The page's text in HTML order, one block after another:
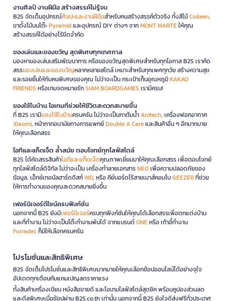
งานศิลป์ งานฝีมือ สร้างสรรค์ไม่รู้จบ
B2S จัดเต็มอุปกรณ์ศิลปะและงานฝีมือสำหรับคนสร้างสรรค์ตัวจริง ทั้งสีไม้Colleen,
ขาตั้งไม้บนโต๊ะPyramidและอุปกรณ์ DIY ต่างๆ จากMONT MARTEให้คุณ
สร้างสรรค์ได้อย่างไร้ขีดจำกัด
ของเล่นและของขวัญ สุดพิเศษทุกเทศกาล
มองหาของเล่นเสริมพัฒนาการ หรือของขวัญสุดพิเศษสำหรับทุกโอกาส B2S เราคัด
สรรของเล่นและของขวัญหลากหลายสไตล์ เหมาะสำหรับทุกเพศทุกวัย สร้างความสุข
และรอยยิ้มให้กับคนพิเศษของคุณ ไม่ว่าจะเป็น กระเป๋าเก็บอุณหภูมิKAKAO
FRIENDS หรือเกมจดหมายรักSIAM BOARDGAMES เรามีครบ!
ของใช้ในบ้าน ไอเทมที่ช่วยให้ชีวิตสะดวกสบายขึ้น
ที่ B2S เรามีของใช้ในบ้านครบครัน ไม่ว่าจะเป็นกาต้มน้ำAnitech, เครื่องฟอกอากาศ
Xiaomi, หน้ากากอนามัยทางการแพทย์Double A Careและสินค้าอื่น ๆ อีกมากมาย
ให้คุณเลือกสรร
ไอทีและแก็ดเจ็ต ล้ำสมัย ตอบโจทย์ทุกไลฟ์สไตล์
B2S ได้คัดสรรสินค้าไอทีและแก็ดเจ็ตคุณภาพเยี่ยมมาให้คุณเลือกสรร เพื่อตอบโจทย์
ทุกไลฟ์สไตล์ดิจิทัล ไม่ว่าจะเป็น เครื่องทำลายเอกสารNEOเพื่อความปลอดภัยของ
ข้อมูล, เอ็กซ์เทอนัลฮาร์ดดิสก์WD, หรือ คีย์บอร์ดไร้สายเมาส์คอมโบGEEZERที่ช่วย
ให้การทำงานของคุณสะดวกสบายยิ่งขึ้น
เฟอร์นิเจอร์ดีไซน์ครบฟังก์ชั่น
นอกจากนี้ B2S ยังมีเฟอร์นิเจอร์ครบทุกฟังก์ชันให้คุณได้เลือกสรรเพื่อตกแต่งบ้าน
และที่ทำงาน ไม่ว่าจะเป็นโต๊ะทำงานพับได้ จากแบรนด์ONEหรือ เก้าอี้ทำงาน
Furradecก็มีให้เลือกครบครัน
โปรโมชั่นและสิทธิพิเศษ
B2S จัดเต็มโปรโมชั่นและสิทธิพิเศษมากมายให้คุณเลือกช้อปออนไลน์ได้อย่างจุใจ
อัปเดตทุกเดือนกับแคมเปญลดราคาแรง
ทั้งสินค้าเครื่องเขียน หนังสือขายดี และไอเทมไลฟ์สไตล์สุดชิค พร้อมคูปองส่วนลด
และดีลพิเศษเมื่อช้อปผ่าน B2S.co.th เท่านั้น นอกจากนี้ B2S ยังใจดีส่งฟรีทั่วประเทศ